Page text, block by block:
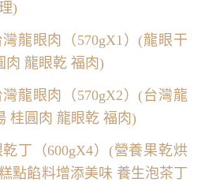
)
灣龍眼肉（570gX1）(龍眼干
肉 龍眼乾 福肉)
灣龍眼肉（570gX2）(台灣龍
桂圓肉 龍眼乾 福肉)
乾丁（600gX4）(營養果乾烘
點餡料增添美味 養生泡茶丁